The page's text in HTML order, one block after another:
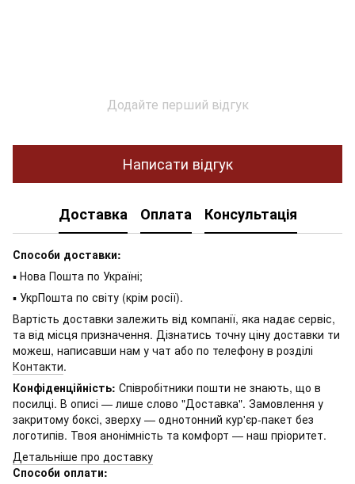
Додайте перший відгук
Написати відгук
Доставка Оплата Консультація
Способи доставки:
▪ Нова Пошта по Україні;
▪ УкрПошта по світу (крім росії).
Вартість доставки залежить від компанії, яка надає сервіс,
та від місця призначення. Дізнатись точну ціну доставки ти
можеш, написавши нам у чат або по телефону в розділі
Контакти.
Конфіденційність: Співробітники пошти не знають, що в
посилці. В описі — лише слово "Доставка". Замовлення у
закритому боксі, зверху — однотонний кур'єр-пакет без
логотипів. Твоя анонімність та комфорт — наш пріоритет.
Детальніше про доставку
Способи оплати: